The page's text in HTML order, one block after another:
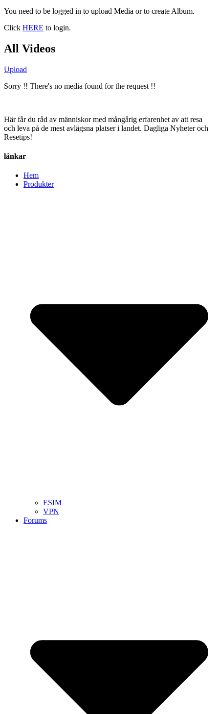
You need to be logged in to upload Media or to create Album.
Click HERE to login.
All Videos
Upload
Sorry !! There's no media found for the request !!
Här får du råd av människor med mångårig erfarenhet av att resa
och leva på de mest avlägsna platser i landet. Dagliga Nyheter och
Resetips!
länkar
Hem
Produkter
ESIM
VPN
Forums